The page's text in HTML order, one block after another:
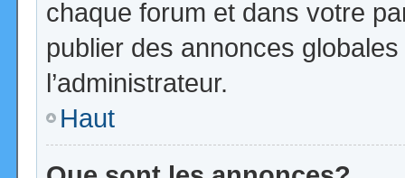
chaque forum et dans votre
publier des annonces
l’administrateur.
Haut